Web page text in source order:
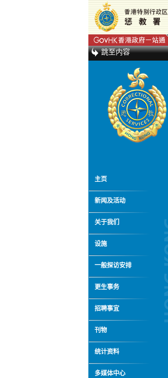
跳至内容
主页
新闻及活动
关于我们
设施
一般探访安排
更生事务
招聘事宜
刊物
统计资料
多媒体中心